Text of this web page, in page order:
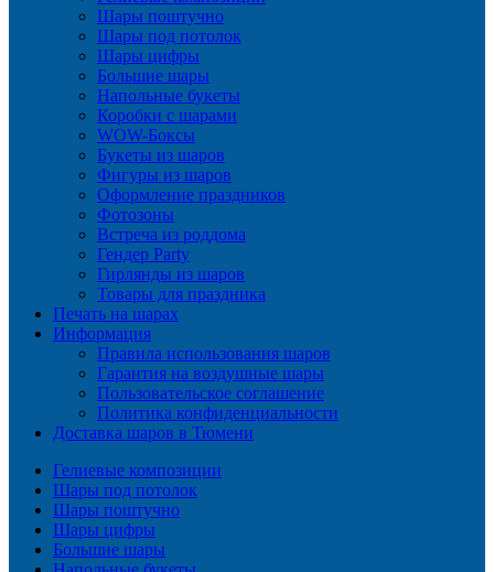
Шары поштучно
Шары под потолок
Шары цифры
Большие шары
Напольные букеты
Коробки с шарами
WOW-Боксы
Букеты из шаров
Фигуры из шаров
Оформление праздников
Фотозоны
Встреча из роддома
Гендер Party
Гирлянды из шаров
Товары для праздника
Печать на шарах
Информация
Правила использования шаров
Гарантия на воздушные шары
Пользовательское соглашение
Политика конфиденциальности
Доставка шаров в Тюмени
Гелиевые композиции
Шары под потолок
Шары поштучно
Шары цифры
Большие шары